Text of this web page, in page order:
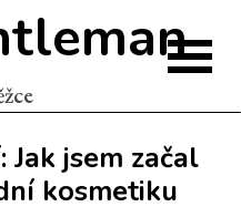
jsem začal
kosmetiku